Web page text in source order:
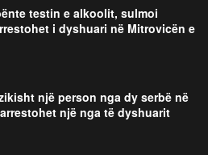
testin e alkoolit, sulmoi
i dyshuari në Mitrovicën e
një person nga dy serbë në
një nga të dyshuarit